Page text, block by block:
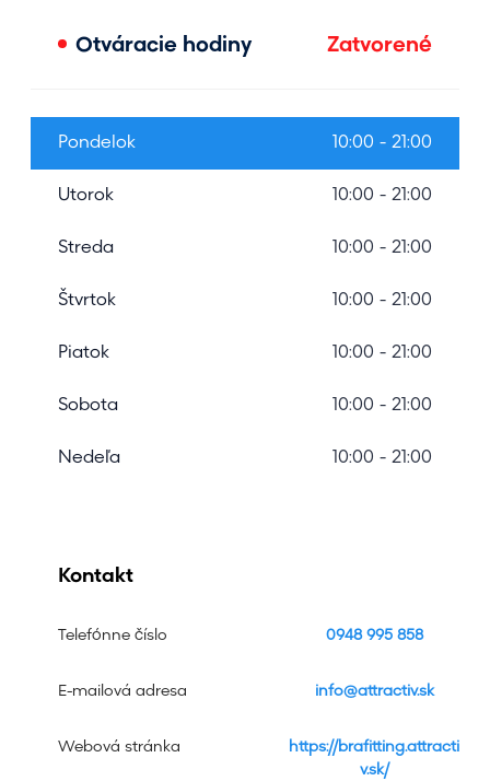
Otváracie hodiny Zatvorené
Pondelok 10:00 - 21:00
Utorok 10:00 - 21:00
Streda 10:00 - 21:00
Štvrtok 10:00 - 21:00
Piatok 10:00 - 21:00
Sobota 10:00 - 21:00
Nedeľa 10:00 - 21:00
Kontakt
Telefónne číslo
E-mailová adresa
Webová stránka
0948 995 858
info@attractiv.sk
https://brafitting.attracti
v.sk/